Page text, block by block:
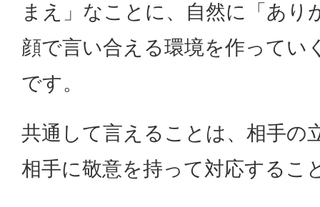
まえ」なことに、自然に「あり
顔で言い合える環境を作ってい
です。
共通して言えることは、相手の
相手に敬意を持って対応するこ